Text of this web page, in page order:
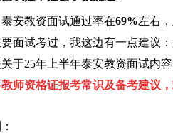
安教资面试通过率在69%左右
面试考过，我这边有一点建议
于25年上半年泰安教资面试内
师资格证报考常识及备考建议